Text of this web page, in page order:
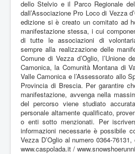
dello Stelvio e il Parco Regionale
dall’Associazione Pro Loco di Vezza
edizione si è creato un comitato ad
manifestazione stessa, i cui
di tutte le associazioni di
sempre alla realizzazione delle
Comune di Vezza d’Oglio, l’Unione
Camonica, la Comunità Montana di
Valle Camonica e l’Assessorato allo
Provincia di Brescia. Per garantire
manifestazione, avvenga nella
del percorso viene studiato
personale altamente qualificato,
o enti sotto menzionati. Per
informazioni necessarie è possibile
Vezza D’Oglio al numero 0364-
www.caspolada.it /